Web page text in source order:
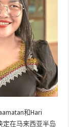
和Hari
定在马来西亚半岛